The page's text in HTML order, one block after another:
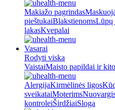
Makiažo pagrindas
pieštukaiBlakstienomsLūpų
lakasKvepalai
Vasarai
Rodyti viską
VaistaiMaisto papildai ir
AlergijaKirmėlinės ligos
sveikataiMoterims
kontroleiŠirdžiaiSloga